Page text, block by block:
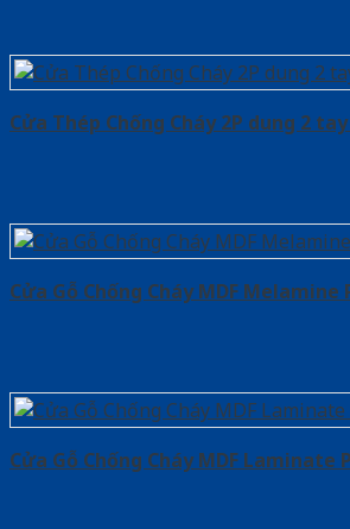
Cửa Thép Chống Cháy 2P dung 2
Cửa Gỗ Chống Cháy MDF Melamine
Cửa Gỗ Chống Cháy MDF Laminate